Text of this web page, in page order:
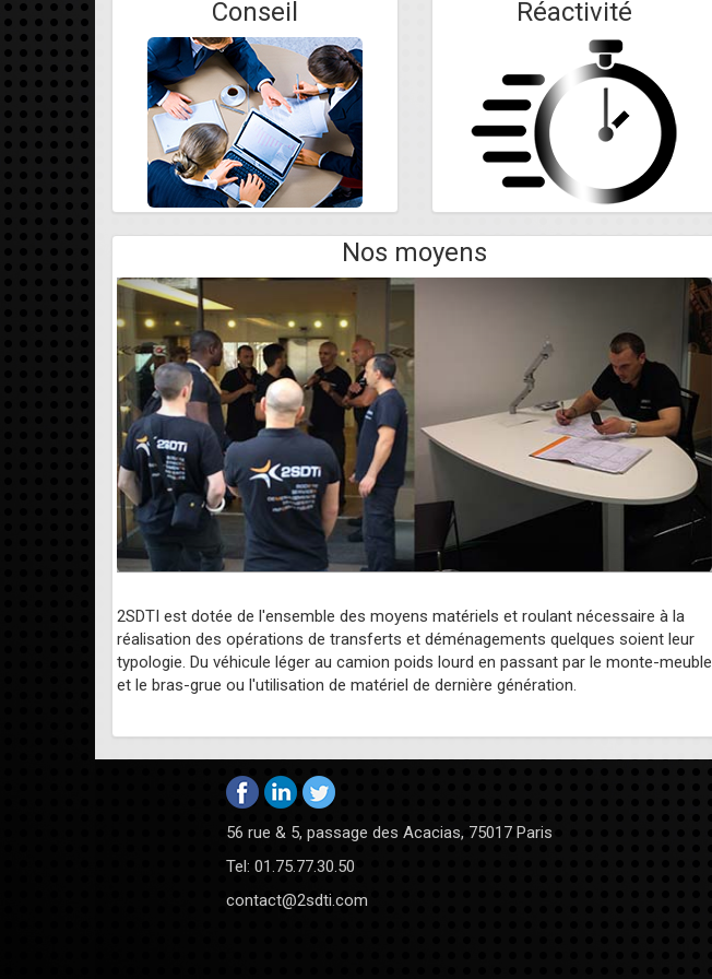
Conseil Réactivité
Nos moyens
2SDTI est dotée de l'ensemble des moyens matériels et roulant nécessaire à la
réalisation des opérations de transferts et déménagements quelques soient leur
typologie. Du véhicule léger au camion poids lourd en passant par le monte-meuble
et le bras-grue ou l'utilisation de matériel de dernière génération.
56 rue & 5, passage des Acacias, 75017 Paris
Tel: 01.75.77.30.50
contact@2sdti.com